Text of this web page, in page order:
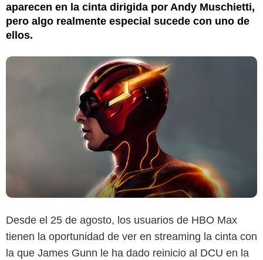
aparecen en la cinta dirigida por Andy Muschietti,
pero algo realmente especial sucede con uno de
ellos.
Desde el 25 de agosto, los usuarios de HBO Max
tienen la oportunidad de ver en streaming la cinta con
la que James Gunn le ha dado reinicio al DCU en la